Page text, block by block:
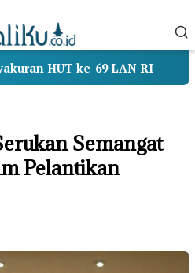
ke-69 LAN RI
Semangat
Pelantikan